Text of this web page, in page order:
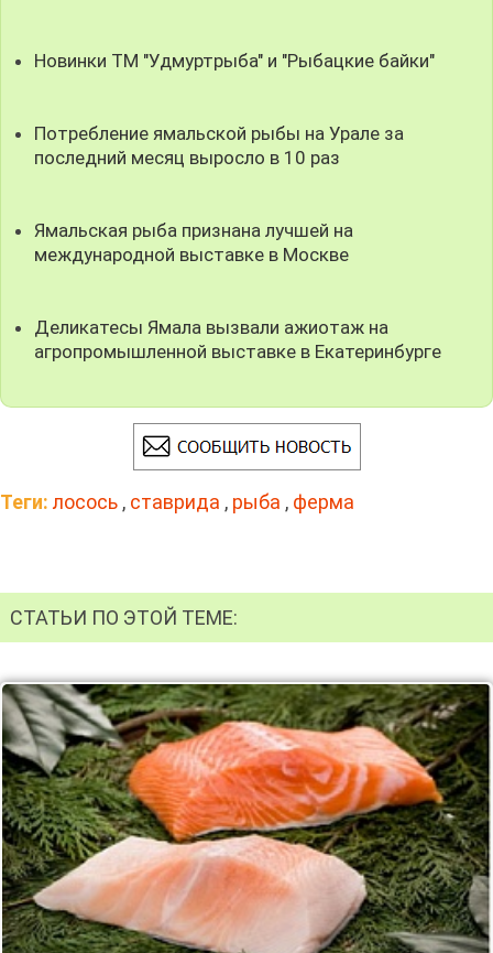
Новинки ТМ "Удмуртрыба" и "Рыбацкие байки"
Потребление ямальской рыбы на Урале за
последний месяц выросло в 10 раз
Ямальская рыба признана лучшей на
международной выставке в Москве
Деликатесы Ямала вызвали ажиотаж на
агропромышленной выставке в Екатеринбурге
Теги: лосось , ставрида , рыба , ферма
СТАТЬИ ПО ЭТОЙ ТЕМЕ: